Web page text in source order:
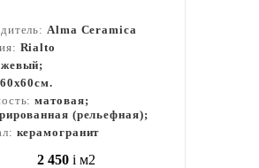
Alma Ceramica
Rialto
60x60см.
матовая;
(рельефная);
керамогранит
2 450 i м2